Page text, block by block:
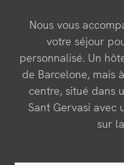
Nous vous
votre séjour
personnalisé. Un
de Barcelone, mais
centre, situé dans
Sant Gervasi avec
sur